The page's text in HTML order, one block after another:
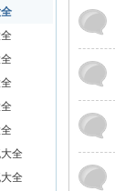
全
全